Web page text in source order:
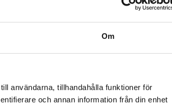
Om
användarna, tillhandahålla funktioner för
och annan information från din enhet